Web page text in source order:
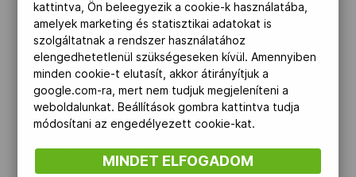
zárta a magyar csapat a hangcsou-i
meghívásos kajak-kenu versenyt. Megvan a
századik magyar judo GP-medal. Valter Attila
46. helyezéssel fejezte be a 2024. évi
versenyidényt. Felemás magyar kezdés a
curling vegyes-csapat világbajnokságon.
Kinevezte a vívószövetség a fegyvernemi
válogatott vezetőedzőket.
kattintva, Ön beleegyezik a cookie-k használatába,
amelyek marketing és statisztikai adatokat is
szolgáltatnak a rendszer használatához
elengedhetetlenül szükségeseken kívül. Amennyiben
minden cookie-t elutasít, akkor átirányítjuk a
google.com-ra, mert nem tudjuk megjeleníteni a
weboldalunkat. Beállítások gombra kattintva tudja
módosítani az engedélyezett cookie-kat.
MINDET ELFOGADOM